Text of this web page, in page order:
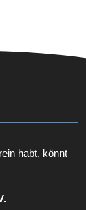
habt, könnt